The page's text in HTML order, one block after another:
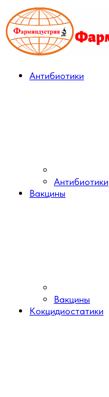
Антибиотики
Антибиотики
Вакцины
Вакцины
Кокцидиостатики